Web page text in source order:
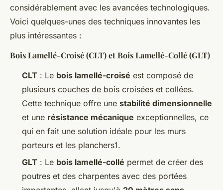
considérablement avec les avancées technologiques.
Voici quelques-unes des techniques innovantes les
plus intéressantes :
Bois Lamellé-Croisé (CLT) et Bois Lamellé-Collé (GLT)
CLT : Le bois lamellé-croisé est composé de
plusieurs couches de bois croisées et collées.
Cette technique offre une stabilité dimensionnelle
et une résistance mécanique exceptionnelles, ce
qui en fait une solution idéale pour les murs
porteurs et les planchers1.
GLT : Le bois lamellé-collé permet de créer des
poutres et des charpentes avec des portées